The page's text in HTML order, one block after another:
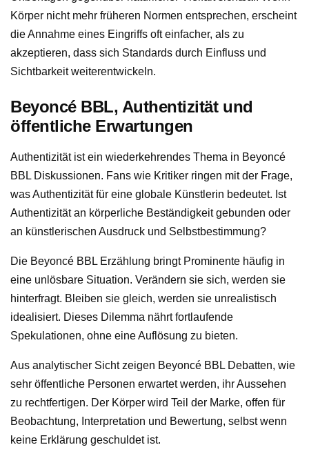
Körper nicht mehr früheren Normen entsprechen, erscheint
die Annahme eines Eingriffs oft einfacher, als zu
akzeptieren, dass sich Standards durch Einfluss und
Sichtbarkeit weiterentwickeln.
Beyoncé BBL, Authentizität und
öffentliche Erwartungen
Authentizität ist ein wiederkehrendes Thema in Beyoncé
BBL Diskussionen. Fans wie Kritiker ringen mit der Frage,
was Authentizität für eine globale Künstlerin bedeutet. Ist
Authentizität an körperliche Beständigkeit gebunden oder
an künstlerischen Ausdruck und Selbstbestimmung?
Die Beyoncé BBL Erzählung bringt Prominente häufig in
eine unlösbare Situation. Verändern sie sich, werden sie
hinterfragt. Bleiben sie gleich, werden sie unrealistisch
idealisiert. Dieses Dilemma nährt fortlaufende
Spekulationen, ohne eine Auflösung zu bieten.
Aus analytischer Sicht zeigen Beyoncé BBL Debatten, wie
sehr öffentliche Personen erwartet werden, ihr Aussehen
zu rechtfertigen. Der Körper wird Teil der Marke, offen für
Beobachtung, Interpretation und Bewertung, selbst wenn
keine Erklärung geschuldet ist.